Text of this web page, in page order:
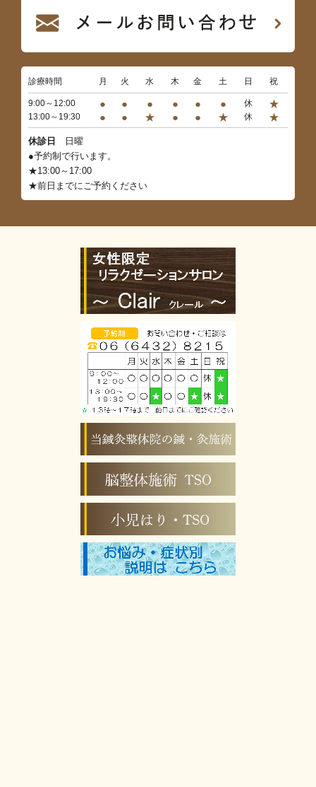
診療時間 月 火 水 木 金 土 日 祝
9:00～12:00 ● ● ● ● ● ● 休 ★
13:00～19:30 ● ● ★ ● ● ★ 休 ★
休診日
日曜
●予約制で行います。
★13:00～17:00
★前日までにご予約ください